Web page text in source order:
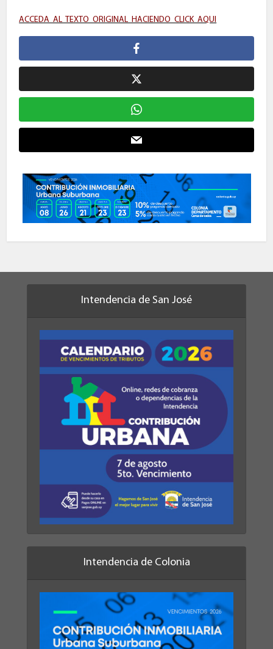
ACCEDA AL TEXTO ORIGINAL HACIENDO CLICK AQUI
Intendencia de San José
Intendencia de Colonia